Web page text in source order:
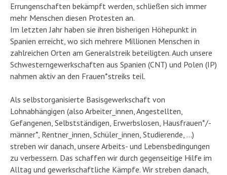
Errungenschaften bekämpft werden, schließen sich immer
mehr Menschen diesen Protesten an.
Im letzten Jahr haben sie ihren bisherigen Höhepunkt in
Spanien erreicht, wo sich mehrere Millionen Menschen in
zahlreichen Orten am Generalstreik beteiligten. Auch unsere
Schwesterngewerkschaften aus Spanien (CNT) und Polen (IP)
nahmen aktiv an den Frauen*streiks teil.
Als selbstorganisierte Basisgewerkschaft von
Lohnabhängigen (also Arbeiter_innen, Angestellten,
Gefangenen, Selbstständigen, Erwerbslosen, Hausfrauen*/-
männer*, Rentner_innen, Schüler_innen, Studierende, …)
streben wir danach, unsere Arbeits- und Lebensbedingungen
zu verbessern. Das schaffen wir durch gegenseitige Hilfe im
Alltag und gewerkschaftliche Kämpfe. Wir streben danach,